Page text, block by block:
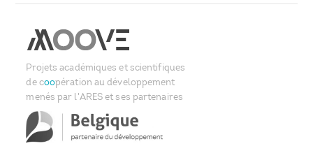
Projets académiques et scientifiques
de coopération au développement
menés par l'ARES et ses partenaires